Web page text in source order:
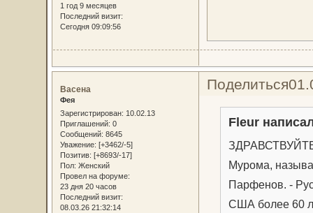
1 год 9 месяцев
Последний визит:
Сегодня 09:09:56
Поделиться
Васена
Фея
Зарегистрирован: 10.02.13
Приглашений: 0
Сообщений: 8645
Уважение: [+3462/-5]
Позитив: [+8693/-17]
Пол: Женский
Провел на форуме:
23 дня 20 часов
Последний визит:
08.03.26 21:32:14
Fleur
Мурома,
Парфенов. -
США более 60